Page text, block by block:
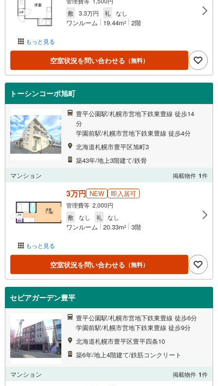
もっと見る
敷
3.3万円 礼 なし
ワンルーム 19.44m2 2階
空室状況を問い合わせる （無料）
トーシンコーポ旭町
豊平公園駅/札幌市営地下鉄東豊線 徒歩14
分
学園前駅/札幌市営地下鉄東豊線 徒歩4分
北海道札幌市豊平区旭町3
築43年/地上3階建て/鉄骨
マンション
掲載物件 1件
もっと見る
3万円 NEW 即入居可
管理費等 2,000円
敷
なし 礼 なし
ワンルーム 20.33m2 3階
空室状況を問い合わせる （無料）
セピアガーデン豊平
豊平公園駅/札幌市営地下鉄東豊線 徒歩6分
学園前駅/札幌市営地下鉄東豊線 徒歩9分
北海道札幌市豊平区豊平四条10
築6年/地上4階建て/鉄筋コンクリート
マンション 掲載物件 1件